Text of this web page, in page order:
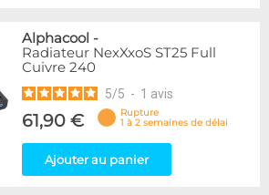
Alphacool -
Radiateur NexXxoS ST25 Full
Cuivre 240
5/5 - 1 avis
61,90 €
Rupture
1 à 2 semaines de délai
Ajouter au panier